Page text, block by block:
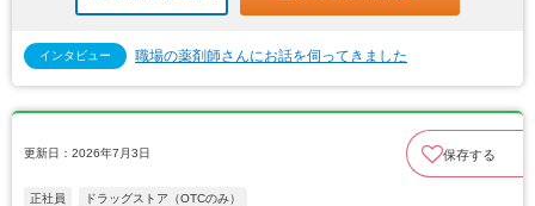
インタビュー 職場の薬剤師さんにお話を伺ってきました
更新日：2026年7月3日 保存する
正社員 ドラッグストア（OTCのみ）